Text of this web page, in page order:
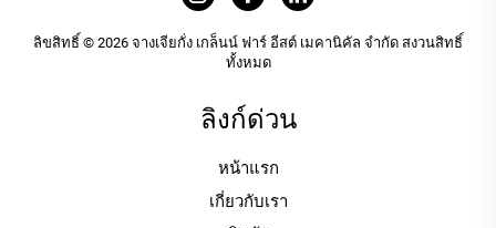
ลิขสิทธิ์ © 2026 จางเจียกั่ง เกล็นน์ ฟาร์ อีสต์ เมคานิคัล จำกัด สงวนสิทธิ์
ทั้งหมด
ลิงก์ด่วน
หน้าแรก
เกี่ยวกับเรา